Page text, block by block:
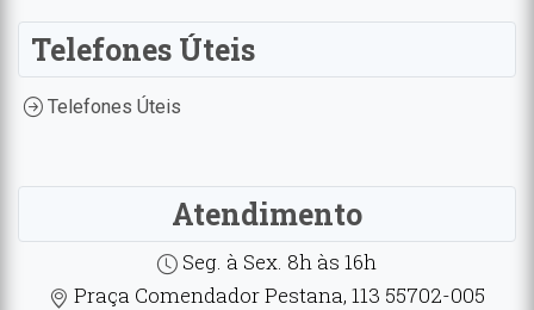
Telefones Úteis
Telefones Úteis
Atendimento
Seg. à Sex. 8h às 16h
Praça Comendador Pestana, 113 55702-005